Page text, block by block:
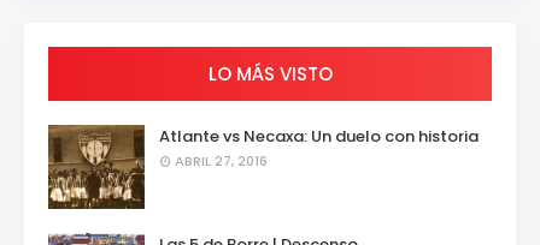
LO MÁS VISTO
Atlante vs Necaxa: Un duelo con historia
ABRIL 27, 2016